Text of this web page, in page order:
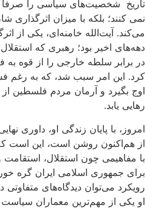
تاریخ شخصیت‌های سیاسی را صرفاً
نمی کنند؛ بلکه با میزان
می‌کند. آیت‌الله خامنه‌ای، یکی از
دهه‌های اخیر بود؛ رهبری که
در برابر سلطه خارجی را از قوه به
کرد. این امر سبب شد، که به رغم
اوج بگیرد و آرمان مردم فلسطین
رهایی یابد.
امروز، با پایان زندگی او، داوری
از هم‌اکنون روشن است، این است
با مفاهیمی چون استقلال،
برای جمهوری اسلامی ایران گره
رویکرد می‌توان دیدگاه‌های متفاوتی
او یکی از مهم‌ترین معماران